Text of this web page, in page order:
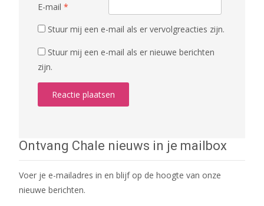
E-mail *
Stuur mij een e-mail als er vervolgreacties zijn.
Stuur mij een e-mail als er nieuwe berichten
zijn.
Ontvang Chale nieuws in je mailbox
Voer je e-mailadres in en blijf op de hoogte van onze
nieuwe berichten.